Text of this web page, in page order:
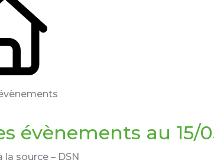
évènements au 15/
source – DSN